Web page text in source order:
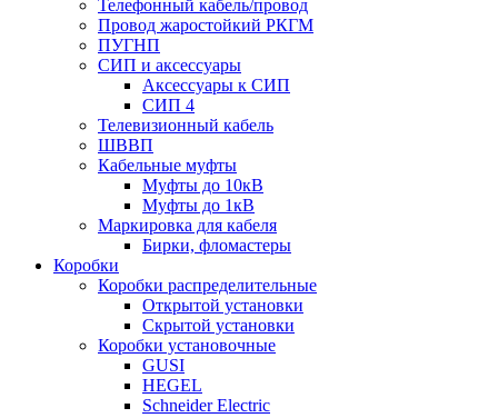
Телефонный кабель/провод
Провод жаростойкий РКГМ
ПУГНП
СИП и аксессуары
Аксессуары к СИП
СИП 4
Телевизионный кабель
ШВВП
Кабельные муфты
Муфты до 10кВ
Муфты до 1кВ
Маркировка для кабеля
Бирки, фломастеры
Коробки
Коробки распределительные
Открытой установки
Скрытой установки
Коробки установочные
GUSI
HEGEL
Schneider Electric